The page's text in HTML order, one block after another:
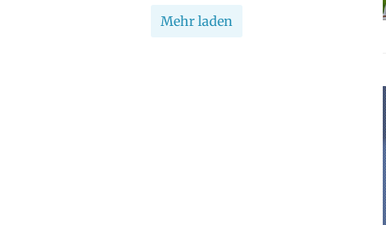
Mehr laden